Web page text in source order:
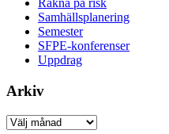
Räkna på risk
Samhällsplanering
Semester
SFPE-konferenser
Uppdrag
Arkiv
Arkiv